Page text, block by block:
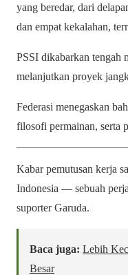
yang beredar, dari
dan empat kekalahan,
PSSI dikabarkan tengah
melanjutkan proyek
Federasi menegaskan
filosofi permainan, serta
Kabar pemutusan kerja
Indonesia — sebuah
suporter Garuda.
Baca juga: Lebih
Besar